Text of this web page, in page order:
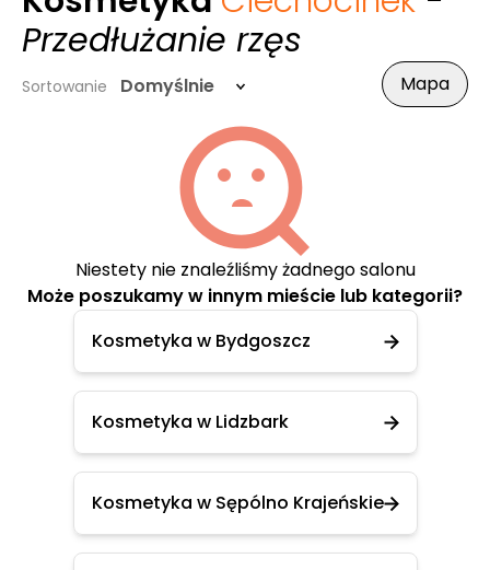
Przedłużanie rzęs
Sortowanie Domyślnie Mapa
Niestety nie znaleźliśmy żadnego salonu
Może poszukamy w innym mieście lub kategorii?
Kosmetyka w Bydgoszcz
Kosmetyka w Lidzbark
Kosmetyka w Sępólno Krajeńskie